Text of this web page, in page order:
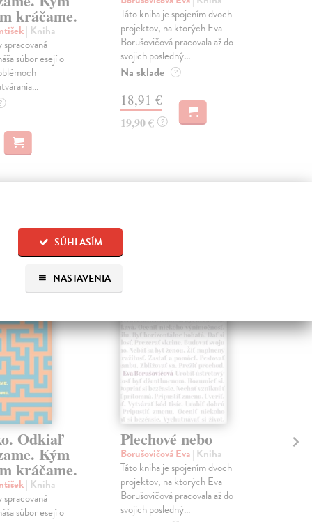
SÚHLASÍM
NASTAVENIA
kráčame.
| Kniha
súbor esejí o
Táto kniha je spojením dvoch
projektov, na ktorých Eva
Borušovičová pracovala až do
svojich posledný...
Na sklade ?
18,91 €
19,90 € ?
aj:
Odkiaľ
Kým
kráčame.
| Kniha
súbor esejí o
Plechové nebo
Borušovičová Eva| Kniha
Táto kniha je spojením dvoch
projektov, na ktorých Eva
Borušovičová pracovala až do
svojich posledný...